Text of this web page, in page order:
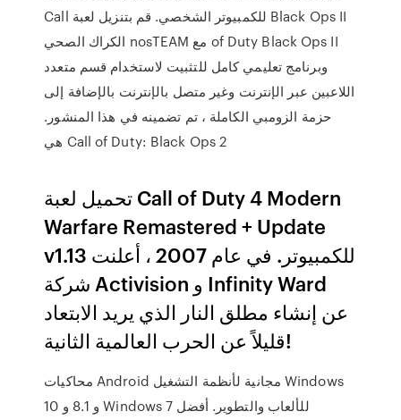
Black Ops II للكمبيوتر الشخصي. قم بتنزيل لعبة Call
of Duty Black Ops II مع nosTEAM الكراك الصحي
وبرنامج تعليمي كامل للتثبيت لاستخدام قسم متعدد
اللاعبين عبر الإنترنت وغير متصل بالإنترنت بالإضافة إلى
حزمة الزومبي الكاملة ، تم تضمينه في هذا المنشور.
Call of Duty: Black Ops 2 هي
تحميل لعبة Call of Duty 4 Modern
Warfare Remastered + Update
v1.13 للكمبيوتر. في عام 2007 ، أعلنت
شركة Activision و Infinity Ward
عن إنشاء مطلق النار الذي يريد الابتعاد
قليلاً عن الحرب العالمية الثانية!
محاكيات Android مجانية لأنظمة التشغيل Windows
10 و 8.1 و Windows 7 للألعاب والتطوير. أفضل